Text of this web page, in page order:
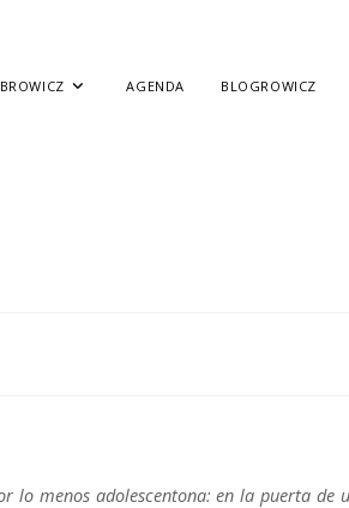
AGENDA BLOGROWICZ
lo menos adolescentona: en la puerta de